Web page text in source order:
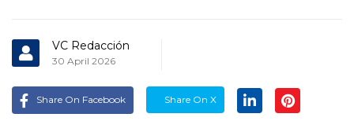
VC Redacción
30 April 2026
Share On Facebook Share On X